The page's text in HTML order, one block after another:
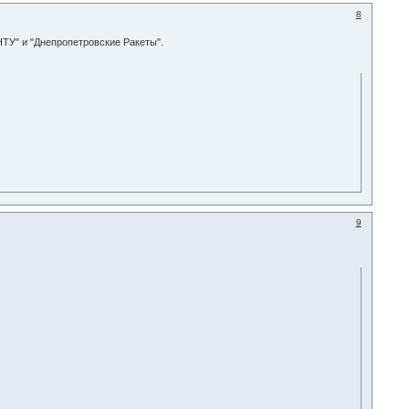
8
и "Днепропетровские Ракеты".
9